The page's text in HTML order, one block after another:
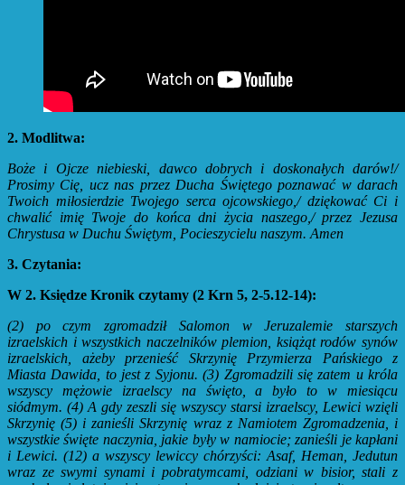
2. Modlitwa:
Boże i Ojcze niebieski, dawco dobrych i doskonałych darów!/
Prosimy Cię, ucz nas przez Ducha Świętego poznawać w darach
Twoich miłosierdzie Twojego serca ojcowskiego,/ dziękować Ci i
chwalić imię Twoje do końca dni życia naszego,/ przez Jezusa
Chrystusa w Duchu Świętym, Pocieszycielu naszym. Amen
3. Czytania:
W 2. Księdze Kronik czytamy (2 Krn 5, 2-5.12-14):
(2) po czym zgromadził Salomon w Jeruzalemie starszych
izraelskich i wszystkich naczelników plemion, książąt rodów synów
izraelskich, ażeby przenieść Skrzynię Przymierza Pańskiego z
Miasta Dawida, to jest z Syjonu.(3) Zgromadzili się zatem u króla
wszyscy mężowie izraelscy na święto, a było to w miesiącu
siódmym. (4) A gdy zeszli się wszyscy starsi izraelscy, Lewici wzięli
Skrzynię(5) i zanieśli Skrzynię wraz z Namiotem Zgromadzenia, i
wszystkie święte naczynia, jakie były w namiocie; zanieśli je kapłani
i Lewici. (12) a wszyscy lewiccy chórzyści: Asaf, Heman, Jedutun
wraz ze swymi synami i pobratymcami, odziani w bisior, stali z